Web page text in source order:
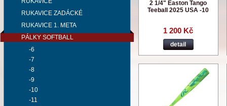
RUKAVICE ZADÁCKÉ
RUKAVICE 1. META
PÁLKY SOFTBALL
-6
-7
-8
-9
-10
-11
2 1/4" Easton Tango
Teeball 2025 USA -10
1 200 Kč
detail